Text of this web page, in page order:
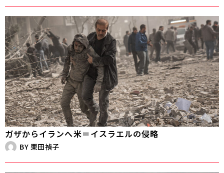
ガザからイランへ――米＝イスラエルの侵略
BY 栗田禎子